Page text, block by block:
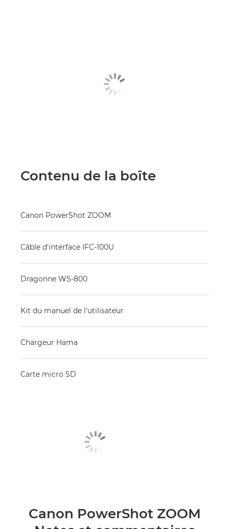
Contenu de la boîte
Canon PowerShot ZOOM
Câble d'interface IFC-100U
Dragonne WS-800
Kit du manuel de l'utilisateur
Chargeur Hama
Carte micro SD
Canon PowerShot ZOOM